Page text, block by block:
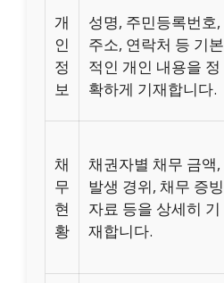
개
인
정
보
성명, 주민등록번호,
주소, 연락처 등 기본
적인 개인 내용을 정
확하게 기재합니다.
채
무
현
황
채권자별 채무 금액,
발생 경위, 채무 증빙
자료 등을 상세히 기
재합니다.